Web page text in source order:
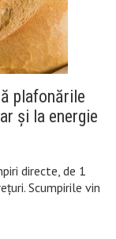
plafonările
și la energie
directe, de 1
Scumpirile vin